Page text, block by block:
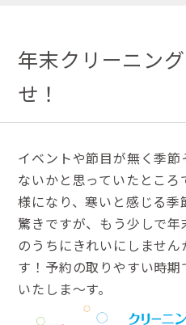
年末クリーニン
せ！
イベントや節目が無く季
ないかと思っていたとこ
様になり、寒いと感じる季
驚きですが、もう少しで
のうちにきれいにしませ
す！予約の取りやすい時
いたしま〜す。